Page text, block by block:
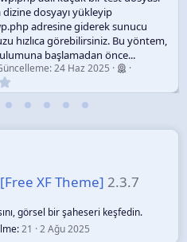
dosyayı yükleyip
adresine giderek sunucu
hızlıca görebilirsiniz. Bu yöntem,
başlamadan önce...
24 Haz 2025
.
0
z XF Theme] 2.3.7
görsel bir şaheseri keşfedin.
21 2 Ağu 2025